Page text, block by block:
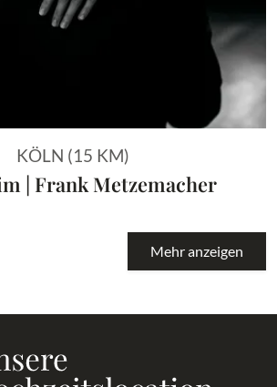
KÖLN (15 KM)
| Frank Metzemacher
Mehr anzeigen